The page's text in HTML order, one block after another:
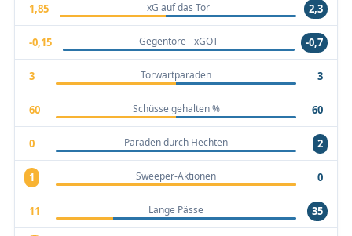
1,85 xG auf das Tor 2,3
-0,15 Gegentore - xGOT -0,7
3 Torwartparaden 3
60 Schüsse gehalten % 60
0 Paraden durch Hechten 2
1 Sweeper-Aktionen 0
11 Lange Pässe 35